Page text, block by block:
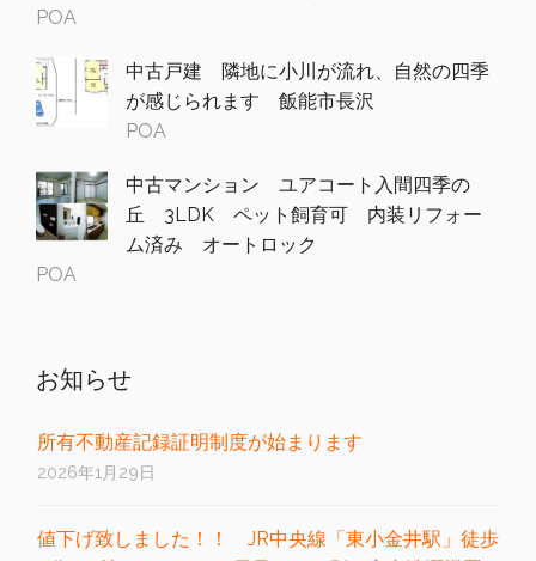
POA
中古戸建 隣地に小川が流れ、自然の四季
が感じられます 飯能市長沢
POA
中古マンション ユアコート入間四季の
丘 3LDK ペット飼育可 内装リフォー
ム済み オートロック
POA
お知らせ
所有不動産記録証明制度が始まります
2026年1月29日
値下げ致しました！！ JR中央線「東小金井駅」徒歩